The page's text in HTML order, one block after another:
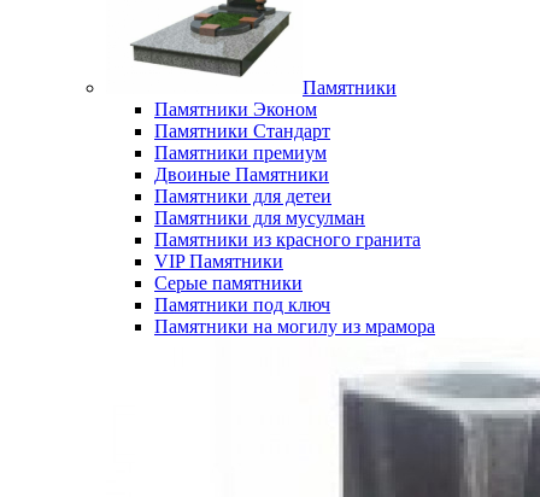
Памятники
Памятники Эконом
Памятники Стандарт
Памятники премиум
Двоиные Памятники
Памятники для детеи
Памятники для мусулман
Памятники из красного гранита
VIP Памятники
Серые памятники
Памятники под ключ
Памятники на могилу из мрамора